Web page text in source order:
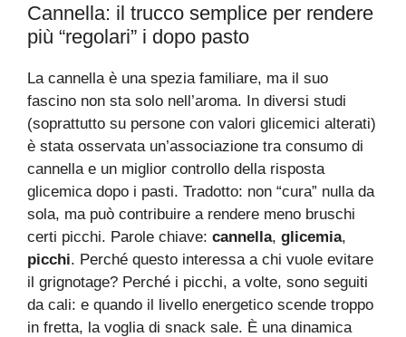
Cannella: il trucco semplice per rendere
più “regolari” i dopo pasto
La cannella è una spezia familiare, ma il suo
fascino non sta solo nell’aroma. In diversi studi
(soprattutto su persone con valori glicemici alterati)
è stata osservata un’associazione tra consumo di
cannella e un miglior controllo della risposta
glicemica dopo i pasti. Tradotto: non “cura” nulla da
sola, ma può contribuire a rendere meno bruschi
certi picchi. Parole chiave: cannella, glicemia,
picchi. Perché questo interessa a chi vuole evitare
il grignotage? Perché i picchi, a volte, sono seguiti
da cali: e quando il livello energetico scende troppo
in fretta, la voglia di snack sale. È una dinamica